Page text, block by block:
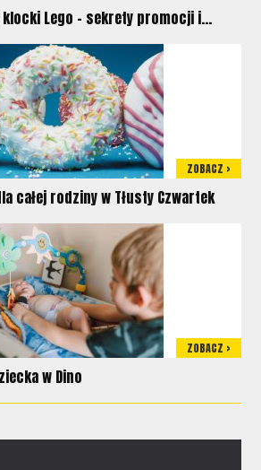
Lego – sekrety promocji i...
ZOBACZ >
całej rodziny w Tłusty Czwartek
ZOBACZ >
w Dino